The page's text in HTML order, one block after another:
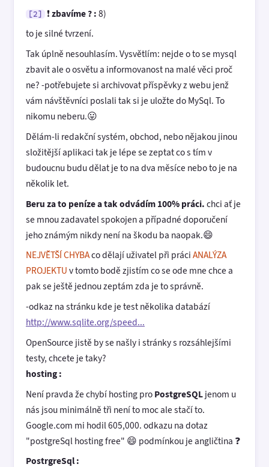
[2] ❗zbavíme ? :8)
to je silné tvrzení.
Tak úplně nesouhlasím. Vysvětlím: nejde o to se mysql
zbavit ale o osvětu a informovanost na malé věci proč
ne? -potřebujete si archivovat příspěvky z webu jenž
vám návštěvníci poslali tak si je uložte do MySql. To
nikomu neberu.😛
Dělám-li redakční systém, obchod, nebo nějakou jinou
složitější aplikaci tak je lépe se zeptat co s tím v
budoucnu budu dělat je to na dva měsíce nebo to je na
několik let.
Beru za to peníze a tak odvádím 100% práci.chci ať je
se mnou zadavatel spokojen a případné doporučení
jeho známým nikdy není na škodu ba naopak.😄
NEJVĚTŠÍ CHYBAco dělají uživatel při práciANALÝZA
PROJEKTUv tomto bodě zjistím co se ode mne chce a
pak se ještě jednou zeptám zda je to správně.
-odkaz na stránku kde je test několika databází
http://www.sqlite.org/speed...
OpenSource jistě by se našly i stránky s rozsáhlejšími
testy, chcete je taky?
hosting :
Není pravda že chybí hosting proPostgreSQLjenom u
nás jsou minimálně tři není to moc ale stačí to.
Google.com mi hodil 605,000. odkazu na dotaz
"postgreSql hosting free" 😄 podmínkou je angličtina ❓
PostrgreSql :